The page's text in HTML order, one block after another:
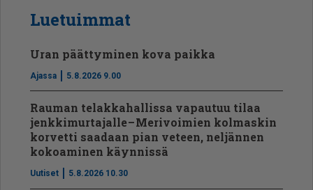
Luetuimmat
Uran päättyminen kova paikka
Ajassa 5.8.2026 9.00
Rauman telakkahallissa vapautuu tilaa
jenkkimurtajalle – Merivoimien kolmaskin
korvetti saadaan pian veteen, neljännen
kokoaminen käynnissä
Uutiset 5.8.2026 10.30